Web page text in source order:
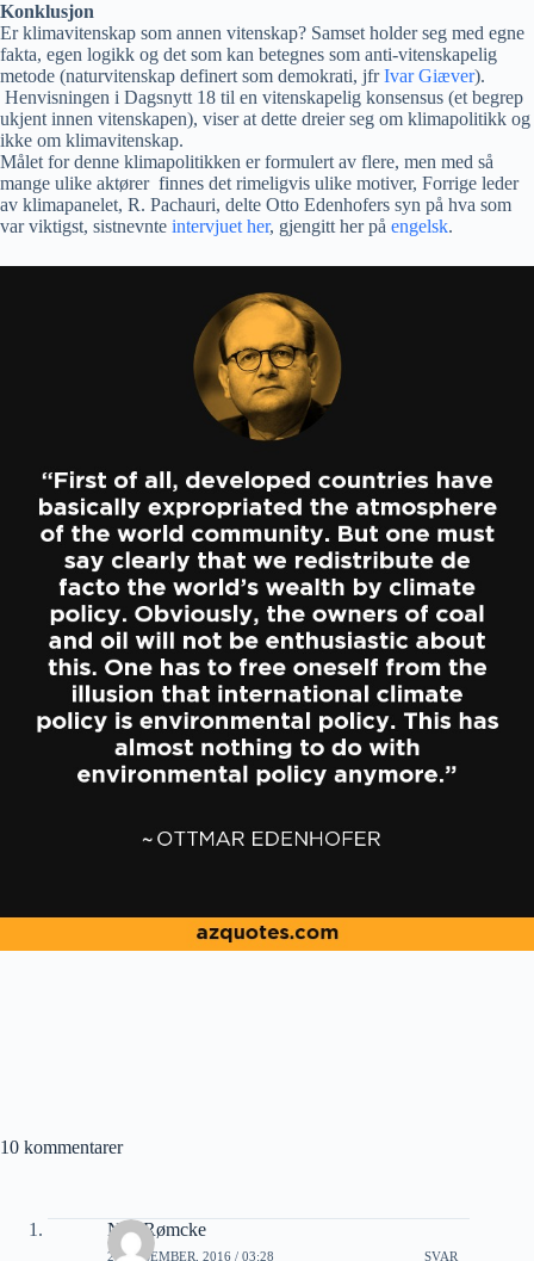
Konklusjon
Er klimavitenskap som annen vitenskap? Samset holder seg med egne
fakta, egen logikk og det som kan betegnes som anti-vitenskapelig
metode (naturvitenskap definert som demokrati, jfrIvar Giæver).
Henvisningen i Dagsnytt 18 til en vitenskapelig konsensus (et begrep
ukjent innen vitenskapen), viser at dette dreier seg om klimapolitikk og
ikke om klimavitenskap.
Målet for denne klimapolitikken er formulert av flere, men med så
mange ulike aktører finnes det rimeligvis ulike motiver, Forrige leder
av klimapanelet, R. Pachauri, delte Otto Edenhofers syn på hva som
var viktigst, sistnevnte intervjuet her, gjengitt her på engelsk.
10 kommentarer
Nils Rømcke
20 DESEMBER, 2016 / 03:28 SVAR